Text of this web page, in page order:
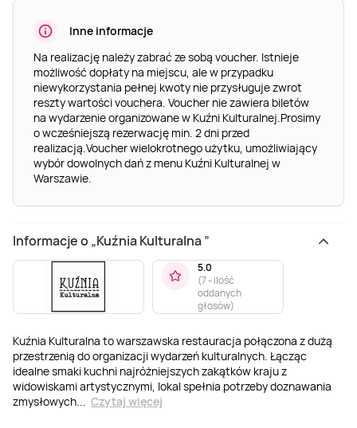
Inne informacje
Na realizację należy zabrać ze sobą voucher. Istnieje
możliwość dopłaty na miejscu, ale w przypadku
niewykorzystania pełnej kwoty nie przysługuje zwrot
reszty wartości vouchera. Voucher nie zawiera biletów
na wydarzenie organizowane w Kuźni Kulturalnej.Prosimy
o wcześniejszą rezerwację min. 2 dni przed
realizacją.Voucher wielokrotnego użytku, umożliwiający
wybór dowolnych dań z menu Kuźni Kulturalnej w
Warszawie.
Informacje o „Kuźnia Kulturalna ”
Kuźnia Kulturalna to warszawska restauracja połączona z dużą
przestrzenią do organizacji wydarzeń kulturalnych. Łącząc
idealne smaki kuchni najróżniejszych zakątków kraju z
widowiskami artystycznymi, lokal spełnia potrzeby doznawania
zmysłowych
Czytaj więcej
5.0
(7 - ilość
oddanych
głosów)